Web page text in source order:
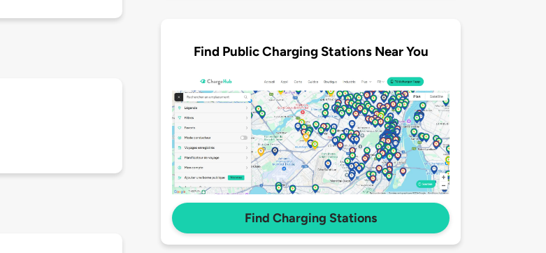
Find Public Charging Stations Near You
Find Charging Stations